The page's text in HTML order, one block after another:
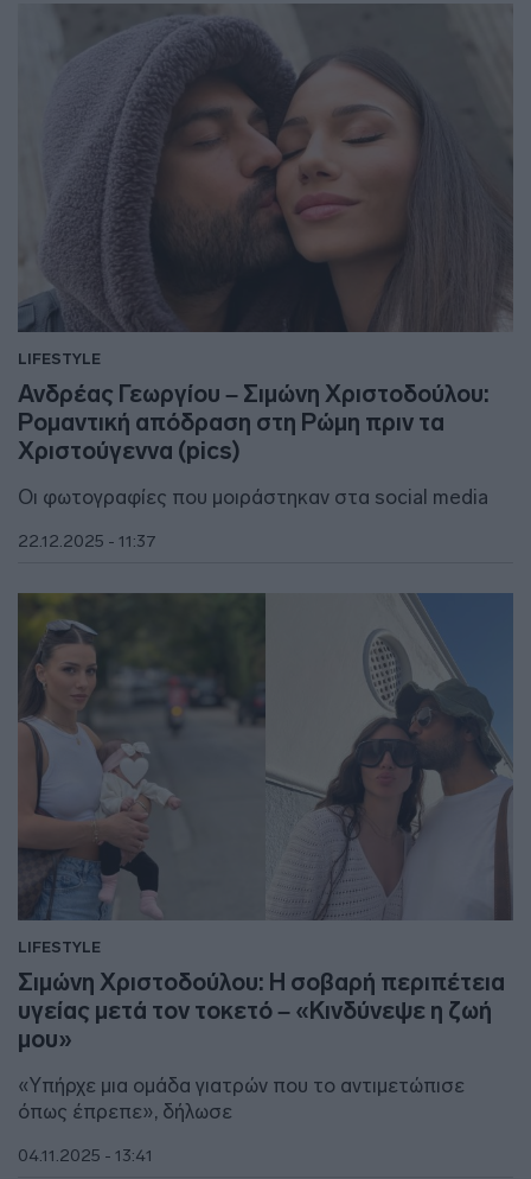
LIFESTYLE
Ανδρέας Γεωργίου – Σιμώνη Χριστοδούλου:
Ρομαντική απόδραση στη Ρώμη πριν τα
Χριστούγεννα (pics)
Οι φωτογραφίες που μοιράστηκαν στα social media
22.12.2025 - 11:37
LIFESTYLE
Σιμώνη Χριστοδούλου: Η σοβαρή περιπέτεια
υγείας μετά τον τοκετό – «Κινδύνεψε η ζωή
μου»
«Υπήρχε μια ομάδα γιατρών που το αντιμετώπισε
όπως έπρεπε», δήλωσε
04.11.2025 - 13:41